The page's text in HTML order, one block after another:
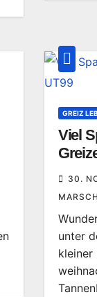
GREIZ
Viel
30.
MARSCH
unter
kleiner